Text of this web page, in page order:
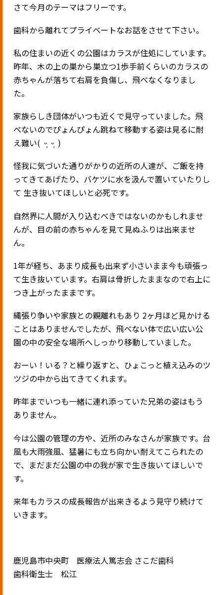
さて今月のテーマはフリーです。
歯科から離れてプライベートなお話をさせて下さい。
私の住まいの近くの公園はカラスが住処にしています。
昨年、木の上の巣から巣立つ1歩手前くらいのカラスの
赤ちゃんが落ちて右肩を負傷し、飛べなくなりまし
た。
家族らしき団体がいつも近くで見守っていました。飛
べないのでぴょんぴょん跳ねて移動する姿は見るに耐
え難い( ᵕ̩̩ ᵕ̩̩ )
怪我に気づいた通りがかりの近所の人達が、ご飯を持
ってきてあげたり、バケツに水を汲んで置いていたりし
て 生き抜いてほしいと必死です。
自然界に人間が入り込むべきではないのかもしれませ
んが、目の前の赤ちゃんを見て見ぬふりは出来ませ
ん。
1年が経ち、あまり成長も出来ず小さいまま今も頑張っ
て生き抜いています。右肩は骨折したままなので右上に
つき上がったままです。
縄張り争いや家族との親離れもあり 2ヶ月ほど見かける
ことはありませんでしたが、飛べない体で広い広い公
園の中の安全な場所へしっかり移動していました。
おーい！いる？と繰り返すと、ひょこっと植え込みのツ
ツジの中から出てきてくれます。
昨年までいつも一緒に連れ添っていた兄弟の姿はもう
ありません。
今は公園の管理の方や、近所のみなさんが家族です。台
風も大雨強風、猛暑にも立ち向かい耐えてこられたの
で、まだまだ公園の中の我が家で生き抜いてほしいで
す。
来年もカラスの成長報告が出来きるよう見守り続けて
いきます。
鹿児島市中央町 医療法人篤志会 さこだ歯科
歯科衛生士 松江